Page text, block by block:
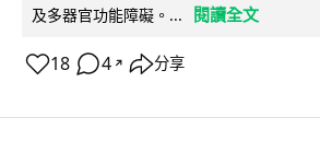
及多器官功能障礙。...
閱讀全文
18 4 ↗ 分享